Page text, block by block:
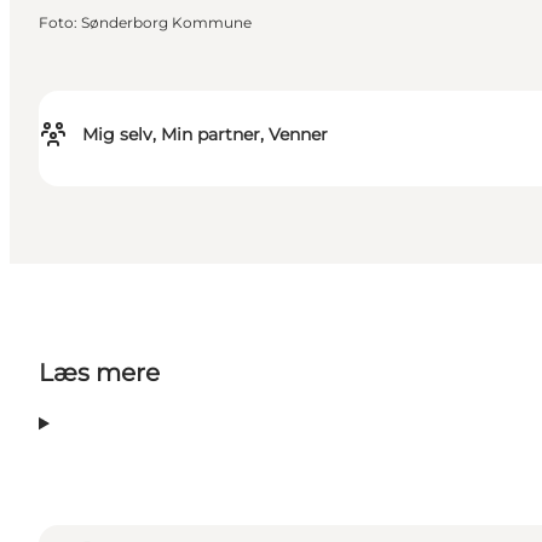
Mig selv, Min partner, Venner
Foto: Sønderborg Kommune
Læs mere